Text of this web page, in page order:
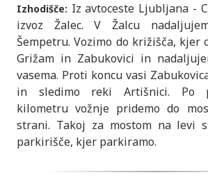
Izhodišče: Iz avtoceste Ljubljana -
izvoz Žalec. V Žalcu
Šempetru. Vozimo do križišča, kjer
Grižam in Zabukovici in
vasema. Proti koncu vasi
in sledimo reki Artišnici. Po
kilometru vožnje pridemo do
strani. Takoj za mostom na levi
parkirišče, kjer parkiramo.